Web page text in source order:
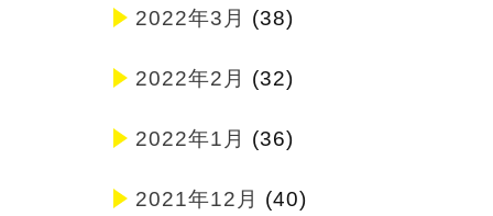
2022年3月 (38)
2022年2月 (32)
2022年1月 (36)
2021年12月 (40)